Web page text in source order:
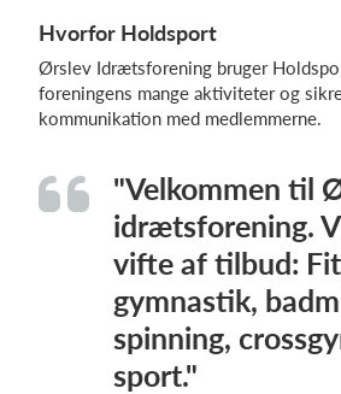
Hvorfor Holdsport
Ørslev Idrætsforening bruger
foreningens mange aktiviteter og
kommunikation med medlemmerne.
"Velkommen til
idrætsforening.
vifte af tilbud:
gymnastik,
spinning,
sport."